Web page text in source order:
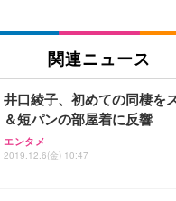
SIHOO B100 オフィスチェア／
ュチェア 人間工学 疲れない ブラ
￥27,999
Sezlife オフィスチェア デスク
ワーク チェア 強化バックレスト
能 人間工学 椅子 腰サポート 90
EIZO ビジネス向けプレミアム
【純正品】27"ゲーミングモニタ
フック付き（CFI-ZDM1J）
Amazonベーシック ペットシー
x2袋(84枚) ホワイト(吸収面:ライ
￥3,234
ネオ・ルーライフ ネオ・オムツ
り 単品
関連ニュース
井口綾子、初めての同棲を
＆短パンの部屋着に反響
エンタメ
2019.12.6(金) 10:47